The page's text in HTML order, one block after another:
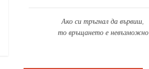
Ако си тръгнал да вървиш,
то връщането е невъзможно